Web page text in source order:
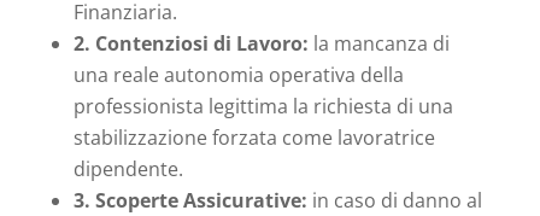
Finanziaria.
2. Contenziosi di Lavoro: la mancanza di
una reale autonomia operativa della
professionista legittima la richiesta di una
stabilizzazione forzata come lavoratrice
dipendente.
3. Scoperte Assicurative: in caso di danno al